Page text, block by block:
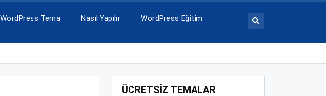
WordPress Tema Nasıl Yapılır
WordPress Eğitim
ÜCRETSİZ TEMALAR